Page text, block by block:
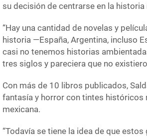
su decisión de centrarse en la historia
“Hay una cantidad de novelas y
historia —España, Argentina, incluso
casi no tenemos historias
tres siglos y pareciera que no
Con más de 10 libros publicados,
fantasía y horror con tintes históricos
mexicana.
“Todavía se tiene la idea de que estos